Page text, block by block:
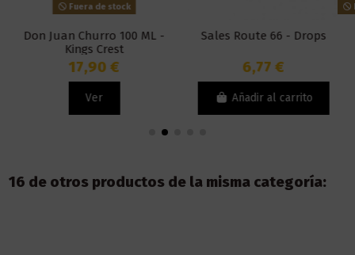
Fuera de stock
Don Juan Churro 100 ML -
Kings Crest
17,90 €
Ver
Sales Route 66 - Drops
6,77 €
Añadir al carrito
16 de otros productos de la misma categoría: